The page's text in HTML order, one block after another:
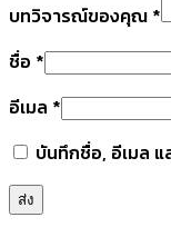
บทวิจารณ์ของคุณ *
ชื่อ *
อีเมล *
บันทึกชื่อ, อีเมล แ